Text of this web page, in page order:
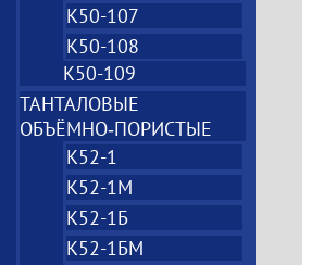
К50-107
К50-108
К50-109
ТАНТАЛОВЫЕ
ОБЪЁМНО‑ПОРИСТЫЕ
К52-1
К52-1М
К52-1Б
К52-1БМ